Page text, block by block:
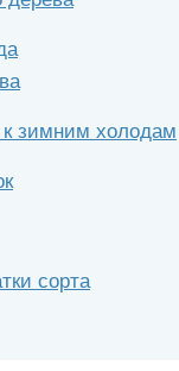
к зимним холодам
сорта